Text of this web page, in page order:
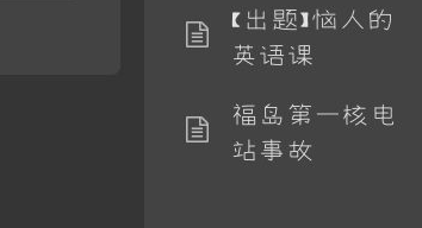
【出题】恼人的
英语课
福岛第一核电
站事故